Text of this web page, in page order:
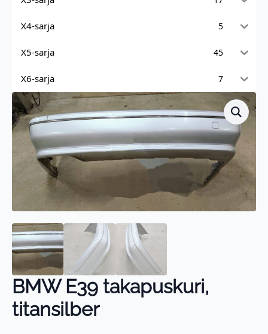
X4-sarja 5
X5-sarja 45
X6-sarja 7
BMW E39 takapuskuri,
titansilber